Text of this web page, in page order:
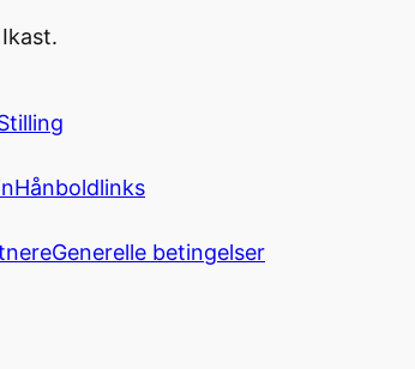
Hånboldlinks
Generelle betingelser